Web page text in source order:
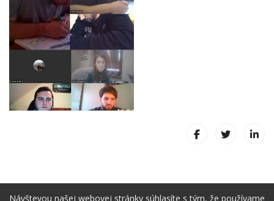
Návštevou našej webovej stránky súhlasíte s tým, že používame